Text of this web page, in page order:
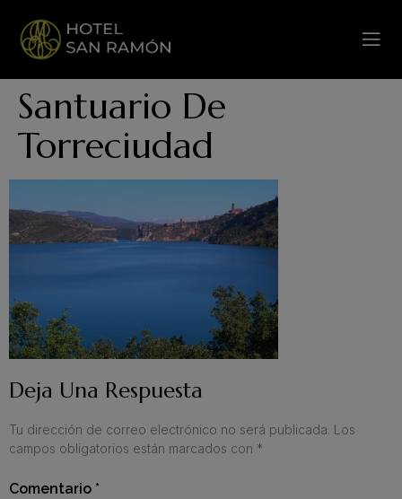
Santuario De
Torreciudad
Deja Una Respuesta
Tu dirección de correo electrónico no será publicada. Los
campos obligatorios están marcados con *
Comentario *